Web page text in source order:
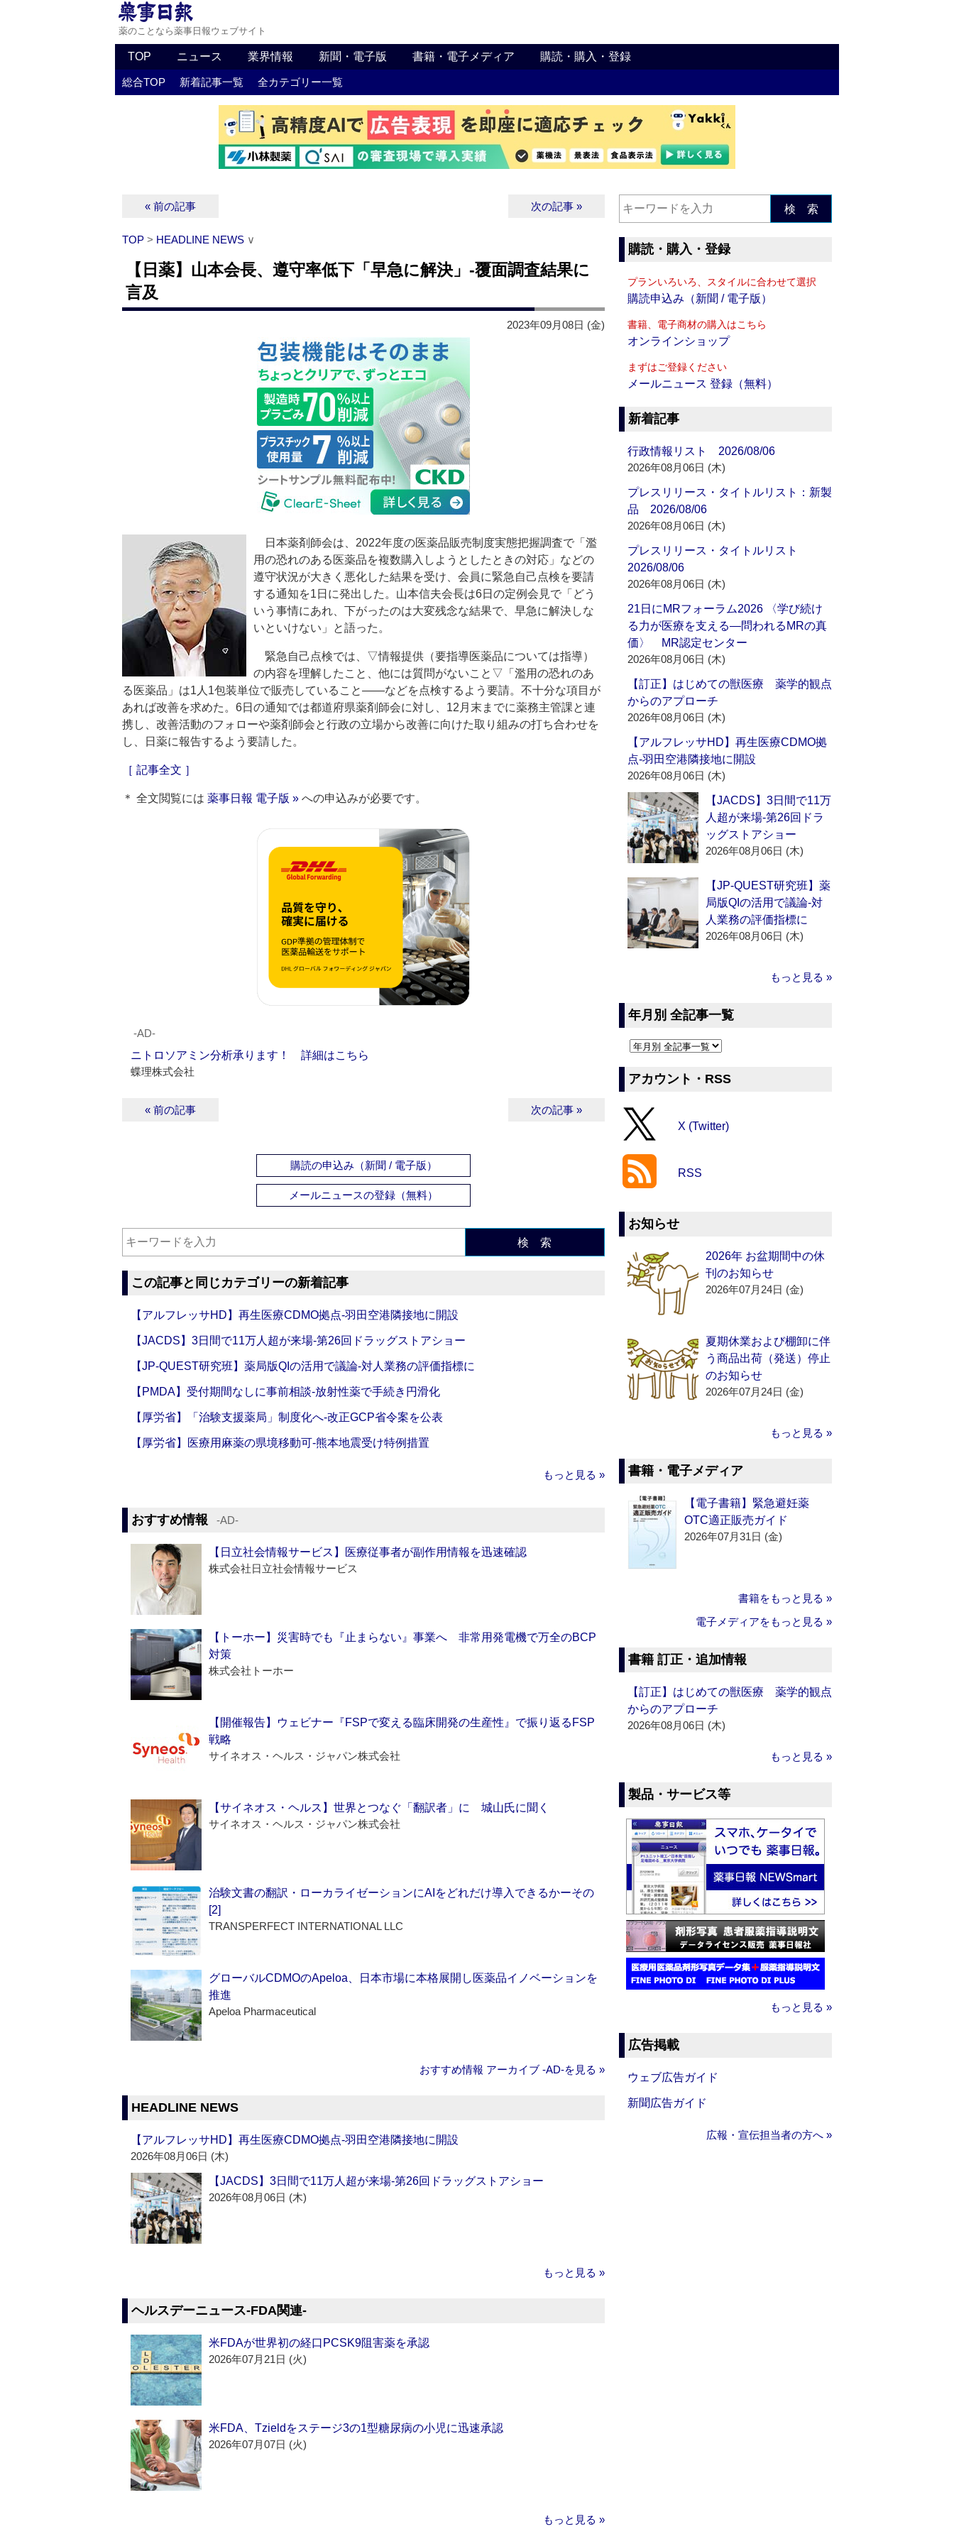
薬のことなら薬事日報ウェブサイト
TOP ニュース 業界情報 新聞・電子版 書籍・電子メディア 購読・購入・登録
総合TOP 新着記事一覧 全カテゴリー一覧
« 前の記事 次の記事 »
TOP > HEADLINE NEWS ∨
【日薬】山本会長、遵守率低下「早急に解決」‐覆面調査結果に
言及
2023年09月08日 (金)
日本薬剤師会は、2022年度の医薬品販売制度実態把握調査で「濫
用の恐れのある医薬品を複数購入しようとしたときの対応」などの
遵守状況が大きく悪化した結果を受け、会員に緊急自己点検を要請
する通知を1日に発出した。山本信夫会長は6日の定例会見で「どう
いう事情にあれ、下がったのは大変残念な結果で、早急に解決しな
いといけない」と語った。
緊急自己点検では、▽情報提供（要指導医薬品については指導）
の内容を理解したこと、他には質問がないこと▽「濫用の恐れのあ
る医薬品」は1人1包装単位で販売していること――などを点検するよう要請。不十分な項目が
あれば改善を求めた。6日の通知では都道府県薬剤師会に対し、12月末までに薬務主管課と連
携し、改善活動のフォローや薬剤師会と行政の立場から改善に向けた取り組みの打ち合わせを
し、日薬に報告するよう要請した。
［ 記事全文 ］
＊ 全文閲覧には 薬事日報 電子版 » への申込みが必要です。
‐AD‐
ニトロソアミン分析承ります！ 詳細はこちら
蝶理株式会社
« 前の記事 次の記事 »
購読の申込み（新聞 / 電子版）
メールニュースの登録（無料）
検 索
この記事と同じカテゴリーの新着記事
【アルフレッサHD】再生医療CDMO拠点‐羽田空港隣接地に開設
【JACDS】3日間で11万人超が来場‐第26回ドラッグストアショー
【JP-QUEST研究班】薬局版QIの活用で議論‐対人業務の評価指標に
【PMDA】受付期間なしに事前相談‐放射性薬で手続き円滑化
【厚労省】「治験支援薬局」制度化へ‐改正GCP省令案を公表
【厚労省】医療用麻薬の県境移動可‐熊本地震受け特例措置
もっと見る »
おすすめ情報 ‐AD‐
【日立社会情報サービス】医療従事者が副作用情報を迅速確認
株式会社日立社会情報サービス
【トーホー】災害時でも『止まらない』事業へ 非常用発電機で万全のBCP
対策
株式会社トーホー
【開催報告】ウェビナー『FSPで変える臨床開発の生産性』で振り返るFSP
戦略
サイネオス・ヘルス・ジャパン株式会社
【サイネオス・ヘルス】世界とつなぐ「翻訳者」に 城山氏に聞く
サイネオス・ヘルス・ジャパン株式会社
治験文書の翻訳・ローカライゼーションにAIをどれだけ導入できるかーその
[2]
TRANSPERFECT INTERNATIONAL LLC
グローバルCDMOのApeloa、日本市場に本格展開し医薬品イノベーションを
推進
Apeloa Pharmaceutical
おすすめ情報 アーカイブ ‐AD‐を見る »
HEADLINE NEWS
【アルフレッサHD】再生医療CDMO拠点‐羽田空港隣接地に開設
2026年08月06日 (木)
【JACDS】3日間で11万人超が来場‐第26回ドラッグストアショー
2026年08月06日 (木)
もっと見る »
ヘルスデーニュース‐FDA関連‐
米FDAが世界初の経口PCSK9阻害薬を承認
2026年07月21日 (火)
米FDA、Tzieldをステージ3の1型糖尿病の小児に迅速承認
2026年07月07日 (火)
もっと見る »
検 索
購読・購入・登録
プランいろいろ、スタイルに合わせて選択
購読申込み（新聞 / 電子版）
書籍、電子商材の購入はこちら
オンラインショップ
まずはご登録ください
メールニュース 登録（無料）
新着記事
行政情報リスト 2026/08/06
2026年08月06日 (木)
プレスリリース・タイトルリスト：新製
品 2026/08/06
2026年08月06日 (木)
プレスリリース・タイトルリスト
2026/08/06
2026年08月06日 (木)
21日にMRフォーラム2026 〈学び続け
る力が医療を支える―問われるMRの真
価〉 MR認定センター
2026年08月06日 (木)
【訂正】はじめての獣医療 薬学的観点
からのアプローチ
2026年08月06日 (木)
【アルフレッサHD】再生医療CDMO拠
点‐羽田空港隣接地に開設
2026年08月06日 (木)
【JACDS】3日間で11万
人超が来場‐第26回ドラ
ッグストアショー
2026年08月06日 (木)
【JP-QUEST研究班】薬
局版QIの活用で議論‐対
人業務の評価指標に
2026年08月06日 (木)
もっと見る »
年月別 全記事一覧
アカウント・RSS
X (Twitter)
RSS
お知らせ
2026年 お盆期間中の休
刊のお知らせ
2026年07月24日 (金)
夏期休業および棚卸に伴
う商品出荷（発送）停止
のお知らせ
2026年07月24日 (金)
もっと見る »
書籍・電子メディア
【電子書籍】緊急避妊薬
OTC適正販売ガイド
2026年07月31日 (金)
書籍をもっと見る »
電子メディアをもっと見る »
書籍 訂正・追加情報
【訂正】はじめての獣医療 薬学的観点
からのアプローチ
2026年08月06日 (木)
もっと見る »
製品・サービス等
もっと見る »
広告掲載
ウェブ広告ガイド
新聞広告ガイド
広報・宣伝担当者の方へ »